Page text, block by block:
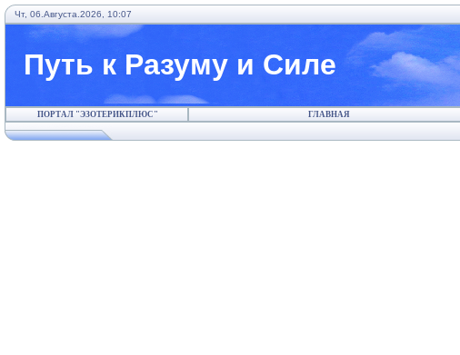
Чт, 06.Августа.2026, 10:07
Путь к Разуму и Силе
ПОРТАЛ "ЭЗОТЕРИКПЛЮС" ГЛАВНАЯ